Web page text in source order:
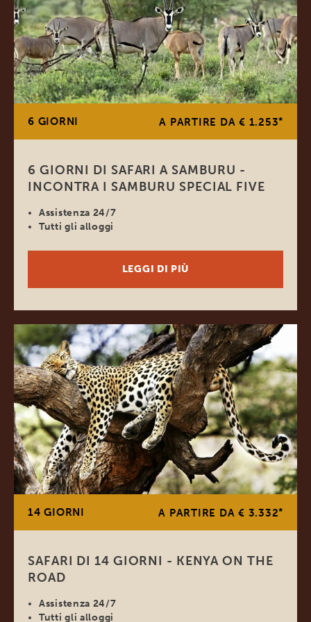
6 GIORNI A PARTIRE DA € 1.253*
6 GIORNI DI SAFARI A SAMBURU -
INCONTRA I SAMBURU SPECIAL FIVE
Assistenza 24/7
Tutti gli alloggi
LEGGI DI PIÙ
14 GIORNI A PARTIRE DA € 3.332*
SAFARI DI 14 GIORNI - KENYA ON THE
ROAD
Assistenza 24/7
Tutti gli alloggi